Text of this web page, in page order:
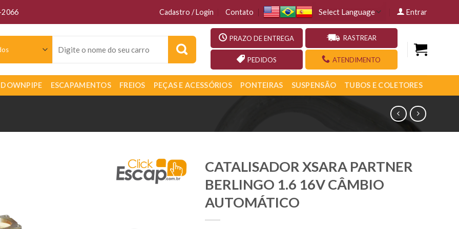
2066 Cadastro / Login Contato Entrar
por:
PRAZO DE ENTREGA
PEDIDOS
RASTREAR
ATENDIMENTO
DOWNPIPE ESCAPAMENTOS FREIOS PEÇAS E ACESSÓRIOS PONTEIRAS SUSPENSÃO TUBOS E COLETORES
CATALISADOR XSARA PARTNER
BERLINGO 1.6 16V CÂMBIO
AUTOMÁTICO